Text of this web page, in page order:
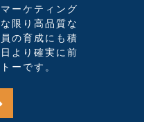
ーケティング
限り高品質な
の育成にも積
より確実に前
ーです。